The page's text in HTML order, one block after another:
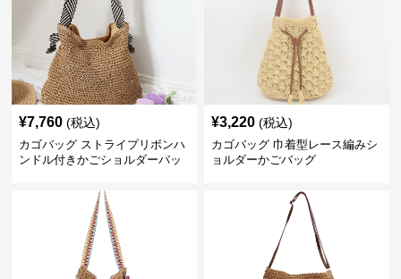
¥7,760 (税込)
カゴバッグ ストライプリボンハ
ンドル付きかごショルダーバッ
¥3,220 (税込)
カゴバッグ 巾着型レース編みシ
ョルダーかごバッグ